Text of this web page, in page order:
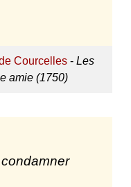
Courcelles -Les
amie (1750)